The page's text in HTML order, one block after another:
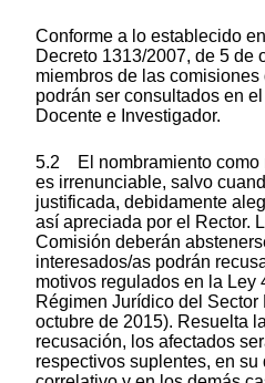
Conforme a lo establecido
Decreto 1313/2007, de 5 de
miembros de las
podrán ser consultados en
Docente e Investigador.
5.2 El nombramiento como
es irrenunciable, salvo
justificada, debidamente
así apreciada por el Rector.
Comisión deberán
interesados/as podrán
motivos regulados en la Ley
Régimen Jurídico del
octubre de 2015). Resuelta
recusación, los afectados
respectivos suplentes, en su